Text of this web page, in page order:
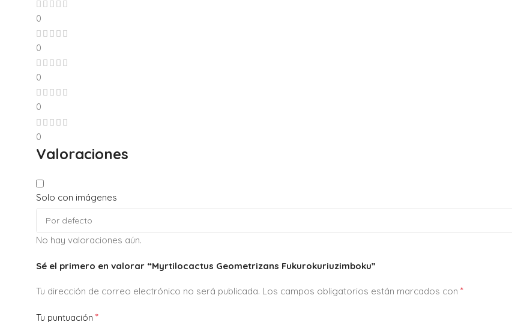
0
0
0
0
0
Valoraciones
Solo con imágenes
No hay valoraciones aún.
Sé el primero en valorar “Myrtilocactus Geometrizans Fukurokuriuzimboku”
Tu dirección de correo electrónico no será publicada. Los campos obligatorios están marcados con *
Tu puntuación *